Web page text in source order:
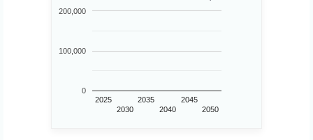
2025
2030
2035
2040
2045
2050
0
100,000
200,000